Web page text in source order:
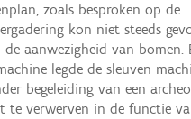
zoals besproken op de
kon niet steeds
de aanwezigheid van bomen.
legde de sleuven
begeleiding van een
te verwerven in de functie